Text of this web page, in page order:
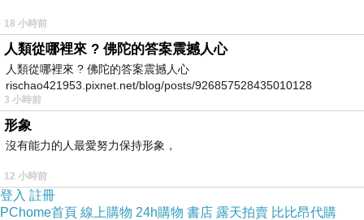
感謝大宇宙，呼應了我的神聖意志，因為這是我的願力，
希望能把心靈教育從小開始扎根，讓每個人都能在靈性滋
養中，以「好喜歡自己」的狀態活著！！好感謝大家跟我
分享這些回饋，我們完全被鼓勵到了唷～呵呵～
熊讚卡 Beary Good 發行介紹
左西開始販售並且出版圖卡的這幾年過程中，發現許多人
18 小時前
人類從哪裡來 ? 佛陀的答案震撼人心
人類從哪裡來 ? 佛陀的答案震撼人心
rischao421953.pixnet.net/blog/posts/926857528435010128
3 小時前
形象
沒有能力的人最愛努力保持形象，
12 小時前
登入 註冊
PChome首頁 線上購物 24h購物 書店 露天拍賣 比比昂代購